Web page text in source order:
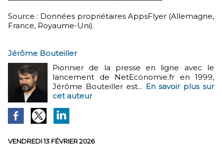
Source : Données propriétaires AppsFlyer (Allemagne,
France, Royaume-Uni).
Jérôme Bouteiller
Pionnier de la presse en ligne avec le
lancement de NetEconomie.fr en 1999,
Jérôme Bouteiller est... En savoir plus sur
cet auteur
VENDREDI 13 FÉVRIER 2026